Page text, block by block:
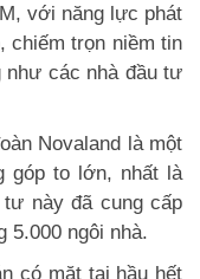
với năng lực phát
chiếm trọn niềm tin
như các nhà đầu tư
Novaland là một
góp to lớn, nhất là
này đã cung cấp
5.000 ngôi nhà.
có mặt tại hầu hết